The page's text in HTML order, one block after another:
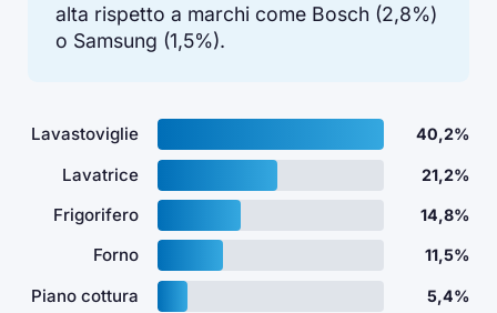
alta rispetto a marchi come Bosch (2,8%)
o Samsung (1,5%).
Lavastoviglie 40,2%
Lavatrice 21,2%
Frigorifero 14,8%
Forno 11,5%
Piano cottura 5,4%